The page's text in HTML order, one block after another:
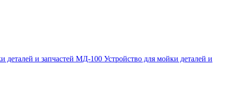
деталей и запчастей МД-100 Устройство для мойки деталей и